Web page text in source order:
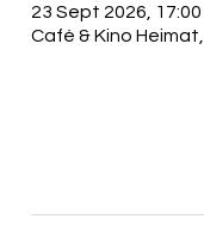
23 Sept 2026, 17:00
Café & Kino